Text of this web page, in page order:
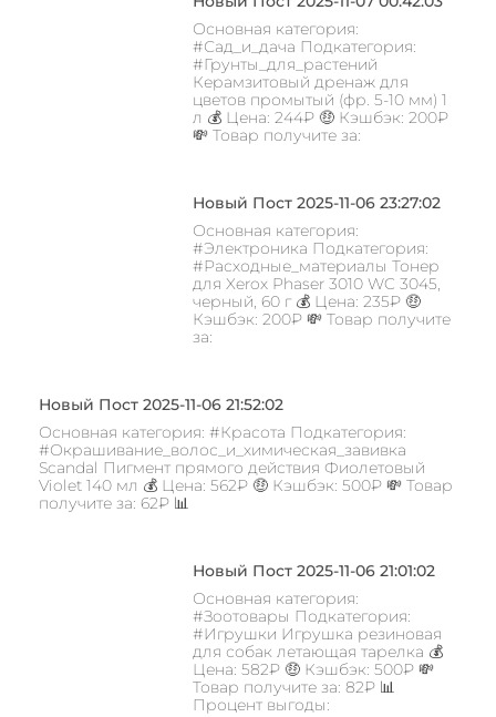
Основная категория:
#Сад_и_дача Подкатегория:
#Грунты_для_растений
Керамзитовый дренаж для
цветов промытый (фр. 5-10 мм) 1
л 💰 Цена: 244₽ 🤑 Кэшбэк: 200₽
💸 Товар получите за:
Новый Пост 2025-11-06 23:27:02
Основная категория:
#Электроника Подкатегория:
#Расходные_материалы Тонер
для Xerox Phaser 3010 WC 3045,
черный, 60 г 💰 Цена: 235₽ 🤑
Кэшбэк: 200₽ 💸 Товар получите
за:
Новый Пост 2025-11-06 21:52:02
Основная категория: #Красота Подкатегория:
#Окрашивание_волос_и_химическая_завивка
Scandal Пигмент прямого действия Фиолетовый
Violet 140 мл 💰 Цена: 562₽ 🤑 Кэшбэк: 500₽ 💸 Товар
получите за: 62₽ 📊
Новый Пост 2025-11-06 21:01:02
Основная категория:
#Зоотовары Подкатегория:
#Игрушки Игрушка резиновая
для собак летающая тарелка 💰
Цена: 582₽ 🤑 Кэшбэк: 500₽ 💸
Товар получите за: 82₽ 📊
Процент выгоды: